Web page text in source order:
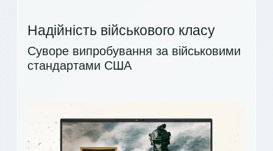
Надійність військового класу
Суворе випробування за військовими
стандартами США